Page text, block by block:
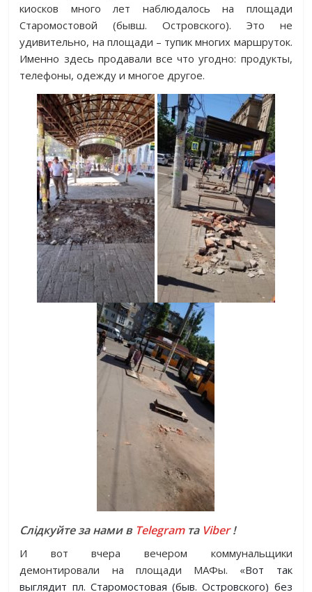
киосков много лет наблюдалось на площади
Старомостовой (бывш. Островского). Это не
удивительно, на площади – тупик многих маршруток.
Именно здесь продавали все что угодно: продукты,
телефоны, одежду и многое другое.
Слідкуйте за нами в Telegramта Viber!
И вот вчера вечером коммунальщики
демонтировали на площади МАФы. «Вот так
выглядит пл. Старомостовая (быв. Островского) без